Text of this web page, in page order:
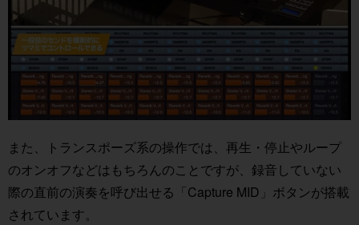
また、トランスポーズ系の操作では、再生・停止やループ
のオンオフなどはもちろんのことですが、録音していない
際の直前の演奏を呼び出せる「Capture MID」ボタンが搭載
されています。